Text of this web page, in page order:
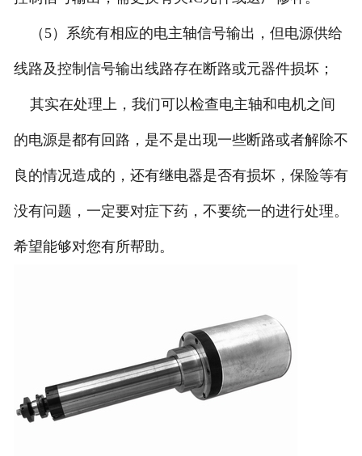
（5）系统有相应的电主轴信号输出，但电源供给
线路及控制信号输出线路存在断路或元器件损坏；
其实在处理上，我们可以检查电主轴和电机之间
的电源是都有回路，是不是出现一些断路或者解除不
良的情况造成的，还有继电器是否有损坏，保险等有
没有问题，一定要对症下药，不要统一的进行处理。
希望能够对您有所帮助。